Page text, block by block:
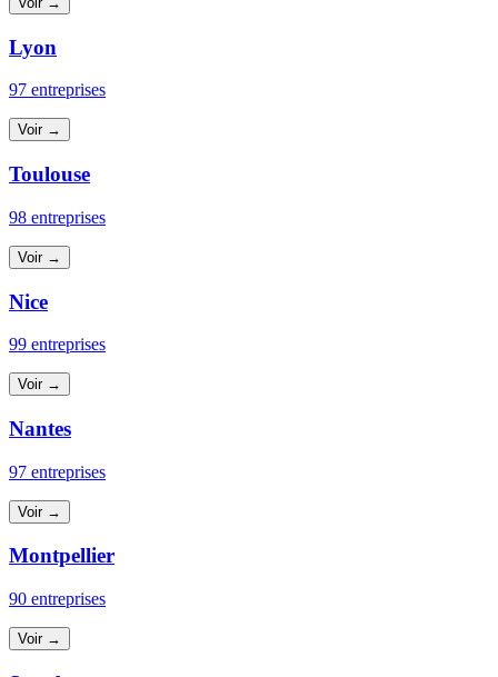
Lyon
97 entreprises
Voir →
Toulouse
98 entreprises
Voir →
Nice
99 entreprises
Voir →
Nantes
97 entreprises
Voir →
Montpellier
90 entreprises
Voir →